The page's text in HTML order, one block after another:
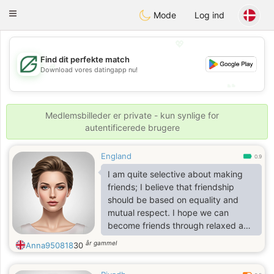
GulfDating
Toggle
Mode Log ind
💖
💕
Find dit perfekte match
Download vores datingapp nu!
Medlemsbilleder er private - kun synlige for
autentificerede brugere
England 0.9
I am quite selective about making
friends; I believe that friendship
should be based on equality and
mutual respect. I hope we can
become friends through relaxed and
pleasant conversations. My interests
include traveling, working out,
Anna95081830 år gammel